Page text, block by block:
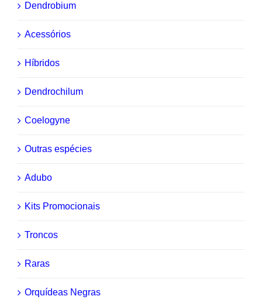
Dendrobium
Acessórios
Híbridos
Dendrochilum
Coelogyne
Outras espécies
Adubo
Kits Promocionais
Troncos
Raras
Orquídeas Negras